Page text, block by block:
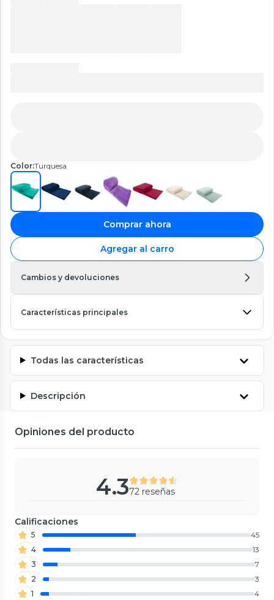
Color:Turquesa
Comprar ahora
Agregar al carro
Cambios y devoluciones
Características principales
Todas las características
Descripción
Opiniones del producto
4.372 reseñas
Calificaciones
5
45
4
13
3
7
2
3
1
4